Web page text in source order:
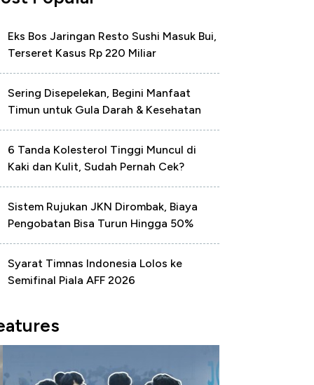
Eks Bos Jaringan Resto Sushi Masuk Bui,
Terseret Kasus Rp 220 Miliar
Sering Disepelekan, Begini Manfaat
Timun untuk Gula Darah & Kesehatan
6 Tanda Kolesterol Tinggi Muncul di
Kaki dan Kulit, Sudah Pernah Cek?
Sistem Rujukan JKN Dirombak, Biaya
Pengobatan Bisa Turun Hingga 50%
Syarat Timnas Indonesia Lolos ke
Semifinal Piala AFF 2026